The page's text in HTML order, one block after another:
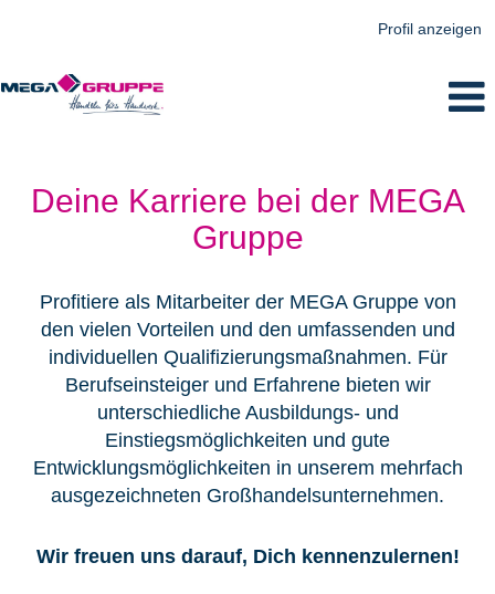
Profil anzeigen
Deine Karriere bei der MEGA
Gruppe
Profitiere als Mitarbeiter der MEGA Gruppe von
den vielen Vorteilen und den umfassenden und
individuellen Qualifizierungsmaßnahmen. Für
Berufseinsteiger und Erfahrene bieten wir
unterschiedliche Ausbildungs- und
Einstiegsmöglichkeiten und gute
Entwicklungsmöglichkeiten in unserem mehrfach
ausgezeichneten Großhandelsunternehmen.
Wir freuen uns darauf, Dich kennenzulernen!